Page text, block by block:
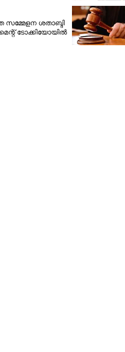
ശതാബ്ദി
ടോക്കിയോയിൽ